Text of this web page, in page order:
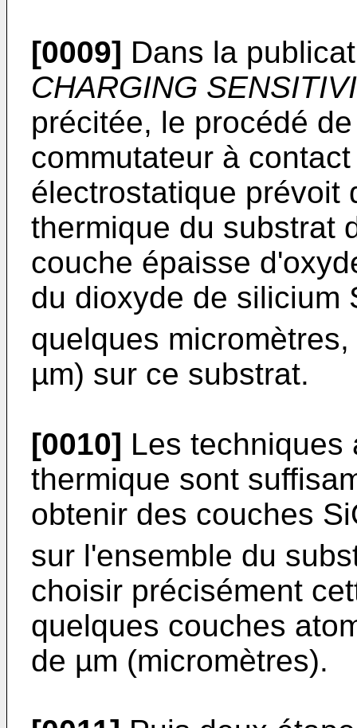
[0009] Dans la
CHARGING
précitée, le procédé
commutateur à
électrostatique prévoit
thermique du substrat
couche épaisse
du dioxyde de silicium
quelques
µm) sur ce substrat.
[0010] Les techniques
thermique sont
obtenir des couches
sur l'ensemble du
choisir précisément
quelques couches
de µm (micromètres).